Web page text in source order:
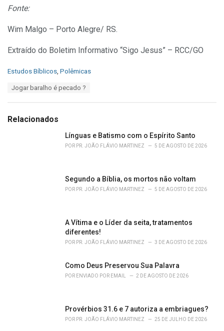
Fonte:
Wim Malgo – Porto Alegre/ RS.
Extraído do Boletim Informativo “Sigo Jesus” – RCC/GO
C
o
r
Estudos Bíblicos Polêmicas
:
Jogar baralho é pecado ?
Relacionados
Línguas e Batismo com o Espírito Santo
POR PR. JOÃO FLÁVIO MARTINEZ 5 DE AGOSTO DE 2026
Segundo a Bíblia, os mortos não voltam
POR PR. JOÃO FLÁVIO MARTINEZ 5 DE AGOSTO DE 2026
A Vítima e o Líder da seita, tratamentos
diferentes!
POR PR. JOÃO FLÁVIO MARTINEZ 3 DE AGOSTO DE 2026
Como Deus Preservou Sua Palavra
POR ENVIADO POR EMAIL 2 DE AGOSTO DE 2026
Provérbios 31.6 e 7 autoriza a embriagues?
POR PR. JOÃO FLÁVIO MARTINEZ 25 DE JULHO DE 2026